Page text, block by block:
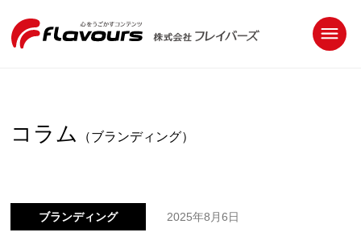
コラム （ブランディング）
ブランディング 2025年8月6日